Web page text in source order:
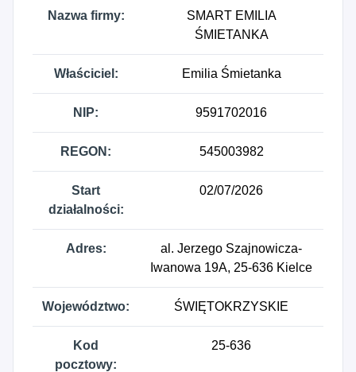
Nazwa firmy:
SMART EMILIA
ŚMIETANKA
Właściciel: Emilia Śmietanka
NIP: 9591702016
REGON: 545003982
Start
działalności:
02/07/2026
Adres:
al. Jerzego Szajnowicza-
Iwanowa 19A, 25-636 Kielce
Województwo: ŚWIĘTOKRZYSKIE
Kod
pocztowy:
25-636